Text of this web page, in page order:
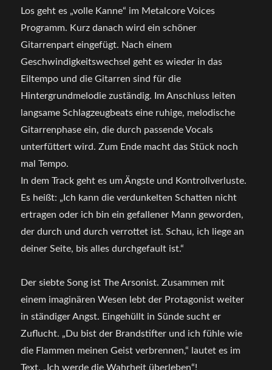
Los geht es „volle Kanne“ im Metalcore Voices
Programm. Kurz danach wird ein schöner
Gitarrenpart eingefügt. Nach einem
Geschwindigkeitswechsel geht es wieder in das
Eiltempo und die Gitarren sind für die
Hintergrundmelodie zuständig. Im Anschluss leiten
langsame Schlagzeugbeats eine ruhige, melodische
Gitarrenphase ein, die durch passende Vocals
unterfüttert wird. Zum Ende macht das Stück noch
mal Tempo.
In dem Track geht es um Ängste und Kontrollverluste.
Es heißt: „Ich kann die verdunkelten Schatten nicht
ertragen oder ich bin ein gefallener Mann geworden,
der durch und durch verrottet ist. Schau, ich liege an
deiner Seite, bis alles durchgefault ist.“
Der siebte Song ist The Arsonist. Zusammen mit
einem imaginären Wesen lebt der Protagonist weiter
in ständiger Angst. Eingehüllt in Sünde sucht er
Zuflucht. „Du bist der Brandstifter und ich fühle wie
die Flammen meinen Geist verbrennen,“ lautet es im
Text. „Ich werde die Wahrheit überleben“!